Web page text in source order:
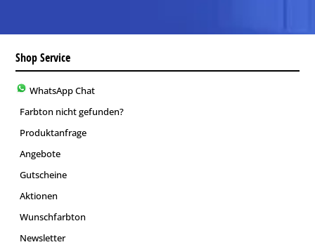
Shop Service
WhatsApp Chat
Farbton nicht gefunden?
Produktanfrage
Angebote
Gutscheine
Aktionen
Wunschfarbton
Newsletter